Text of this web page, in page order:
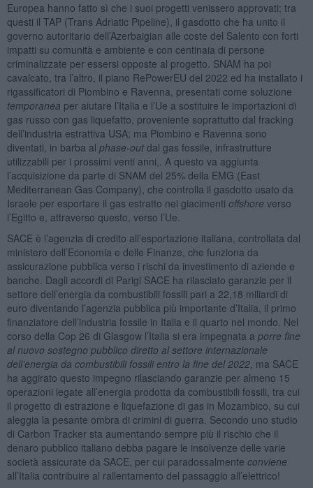
Europea hanno fatto sì che i suoi progetti venissero approvati; tra
questi il TAP (Trans Adriatic Pipeline), il gasdotto che ha unito il
governo autoritario dell’Azerbaigian alle coste del Salento con forti
impatti su comunità e ambiente e con centinaia di persone
criminalizzate per essersi opposte al progetto. SNAM ha poi
cavalcato, tra l’altro, il piano RePowerEU del 2022 ed ha installato i
rigassificatori di Piombino e Ravenna, presentati come soluzione
temporanea per aiutare l’Italia e l’Ue a sostituire le importazioni di
gas russo con gas liquefatto, proveniente soprattutto dal fracking
dell’industria estrattiva USA; ma Piombino e Ravenna sono
diventati, in barba al phase-out dal gas fossile, infrastrutture
utilizzabili per i prossimi venti anni,. A questo va aggiunta
l’acquisizione da parte di SNAM del 25% della EMG (East
Mediterranean Gas Company), che controlla il gasdotto usato da
Israele per esportare il gas estratto nei giacimenti offshore verso
l’Egitto e, attraverso questo, verso l’Ue.
SACE è l’agenzia di credito all’esportazione italiana, controllata dal
ministero dell’Economia e delle Finanze, che funziona da
assicurazione pubblica verso i rischi da investimento di aziende e
banche. Dagli accordi di Parigi SACE ha rilasciato garanzie per il
settore dell’energia da combustibili fossili pari a 22,18 miliardi di
euro diventando l’agenzia pubblica più importante d’Italia, il primo
finanziatore dell’industria fossile in Italia e il quarto nel mondo. Nel
corso della Cop 26 di Glasgow l’Italia si era impegnata a porre fine
al nuovo sostegno pubblico diretto al settore internazionale
dell’energia da combustibili fossili entro la fine del 2022, ma SACE
ha aggirato questo impegno rilasciando garanzie per almeno 15
operazioni legate all’energia prodotta da combustibili fossili, tra cui
il progetto di estrazione e liquefazione di gas in Mozambico, su cui
aleggia la pesante ombra di crimini di guerra. Secondo uno studio
di Carbon Tracker sta aumentando sempre più il rischio che il
denaro pubblico italiano debba pagare le insolvenze delle varie
società assicurate da SACE, per cui paradossalmente conviene
all’Italia contribuire al rallentamento del passaggio all’elettrico!